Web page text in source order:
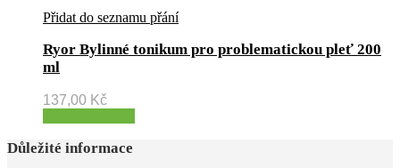
Přidat do seznamu přání
Ryor Bylinné tonikum pro problematickou pleť 200
ml
137,00 Kč
Důležité informace